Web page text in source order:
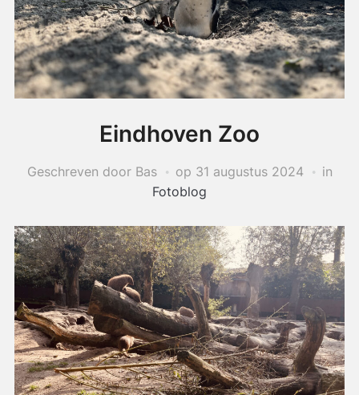
Eindhoven Zoo
Geschreven door Bas op 31 augustus 2024
in
Fotoblog